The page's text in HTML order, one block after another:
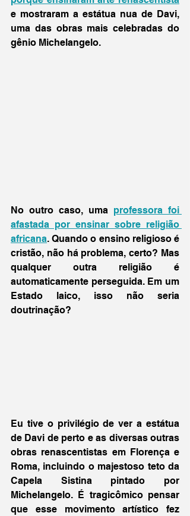
e mostraram a estátua nua de Davi,
uma das obras mais celebradas do
gênio Michelangelo.
No outro caso, uma professora foi
afastada por ensinar sobre religião
africana. Quando o ensino religioso é
cristão, não há problema, certo? Mas
qualquer outra religião é
automaticamente perseguida. Em um
Estado laico, isso não seria
doutrinação?
Eu tive o privilégio de ver a estátua
de Davi de perto e as diversas outras
obras renascentistas em Florença e
Roma, incluindo o majestoso teto da
Capela Sistina pintado por
Michelangelo. É tragicômico pensar
que esse movimento artístico fez